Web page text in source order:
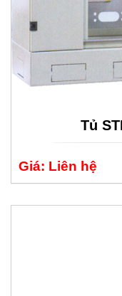
Tủ
Giá: Liên hệ